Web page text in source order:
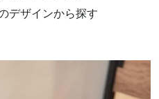
デザインから探す